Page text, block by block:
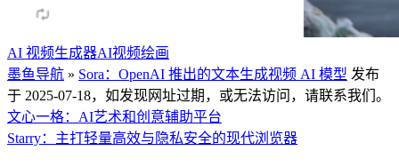
AI 视频生成器AI视频绘画
墨鱼导航 » Sora：OpenAI 推出的文本生成视频 AI 模型 发布
于 2025-07-18，如发现网址过期，或无法访问，请联系我们。
文心一格：AI艺术和创意辅助平台
Starry：主打轻量高效与隐私安全的现代浏览器